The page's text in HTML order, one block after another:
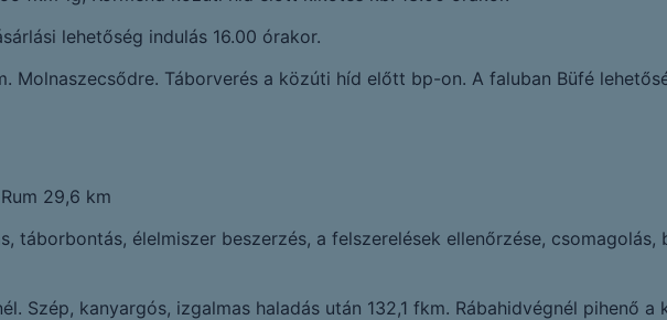
lehetőség indulás 16.00 órakor.
Molnaszecsődre. Táborverés a közúti híd előtt bp-on. A faluban Büfé
29,6 km
táborbontás, élelmiszer beszerzés, a felszerelések ellenőrzése, csomagolás,
Szép, kanyargós, izgalmas haladás után 132,1 fkm. Rábahidvégnél pihenő